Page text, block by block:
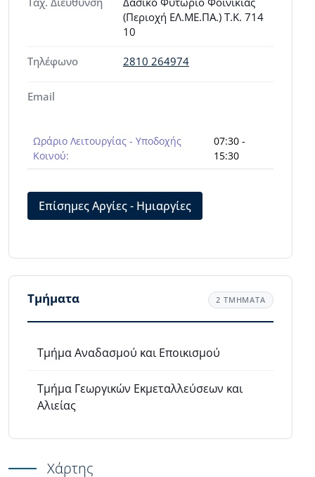
(Περιοχή ΕΛ.ΜΕ.ΠΑ.) Τ.Κ. 714
10
Τηλέφωνο 2810 264974
Email
Ωράριο Λειτουργίας - Υποδοχής
Κοινού:
07:30 -
15:30
Επίσημες Αργίες - Ημιαργίες
Τμήματα 2 ΤΜΗΜΑΤΑ
Τμήμα Αναδασμού και Eποικισμού
Τμήμα Γεωργικών Εκμεταλλεύσεων και
Αλιείας
Χάρτης